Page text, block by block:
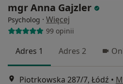
mgr Anna Gajzler
Psycholog · Więcej
99 opinii
Adres 1 Adres 2
Piotrkowska 287/7, Łódź •